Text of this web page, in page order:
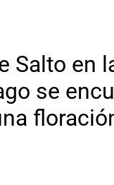
Salto en
se